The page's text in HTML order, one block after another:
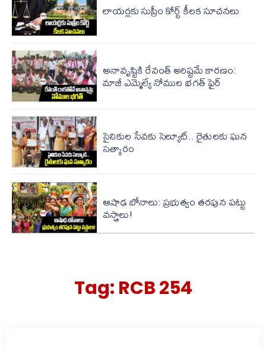
లాయర్లకు సుప్రీం కోర్ట్ కీలక సూచనలు
అనావృష్టికి రేవంత్ అరిష్టమే కారణం:
మాజీ ఎమ్మెల్యే నోముల భగత్ ఫైర్
సైనికుల సేవకు సెల్యూట్.. రైతులకు ఘన
సత్కారం
ఆషాఢ బోనాలు: ప్రభుత్వం తరపున పట్టు
వస్త్రాలు!
Tag: RCB 254